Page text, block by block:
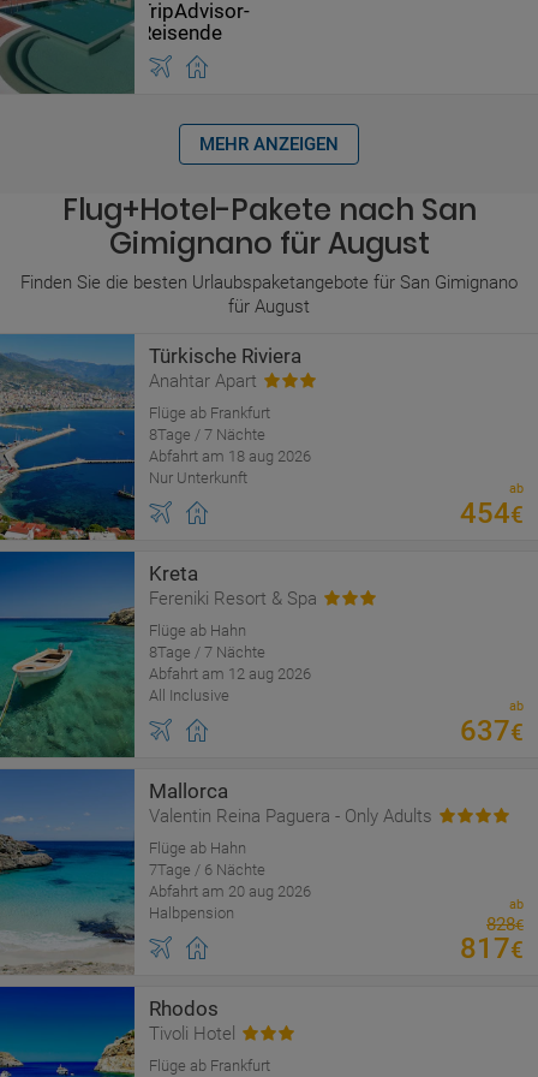
MEHR ANZEIGEN
Flug+Hotel-Pakete nach San
Gimignano für August
Finden Sie die besten Urlaubspaketangebote für San Gimignano
für August
Türkische Riviera
Anahtar Apart
Flüge ab Frankfurt
8Tage / 7 Nächte
Abfahrt am 18 aug 2026
Nur Unterkunft
ab
454€
Kreta
Fereniki Resort & Spa
Flüge ab Hahn
8Tage / 7 Nächte
Abfahrt am 12 aug 2026
All Inclusive
ab
637€
Mallorca
Valentin Reina Paguera - Only Adults
Flüge ab Hahn
7Tage / 6 Nächte
Abfahrt am 20 aug 2026
Halbpension
ab
828€
817€
Rhodos
Tivoli Hotel
Flüge ab Frankfurt